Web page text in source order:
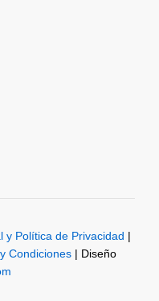
y Política de Privacidad |
Condiciones | Diseño